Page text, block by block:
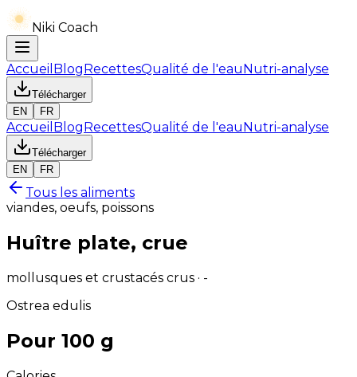
Niki Coach
Accueil BlogRecettesQualité de l'eauNutri-analyse
Télécharger
EN
FR
Accueil BlogRecettesQualité de l'eauNutri-analyse
Télécharger
EN
FR
Tous les aliments
viandes, oeufs, poissons
Huître plate, crue
mollusques et crustacés crus · -
Ostrea edulis
Pour 100 g